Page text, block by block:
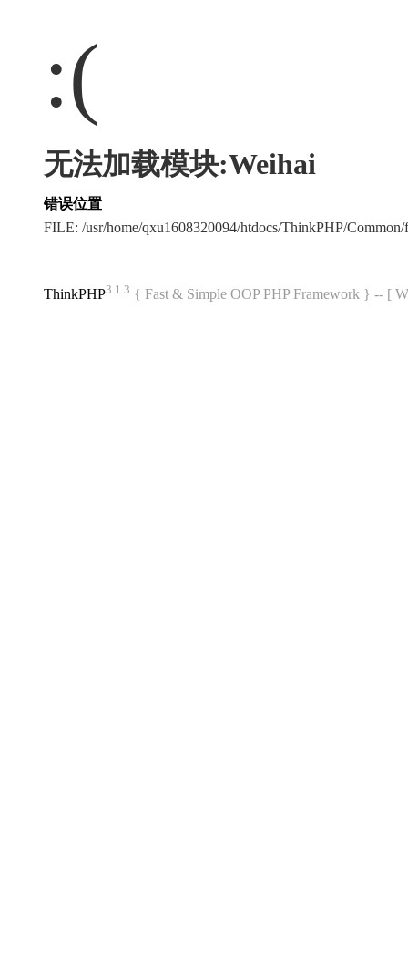
:(
无法加载模块:Weihai
错误位置
FILE: /usr/home/qxu1608320094/htdocs/ThinkPHP/
ThinkPHP3.1.3 { Fast & Simple OOP PHP Framework } -- [